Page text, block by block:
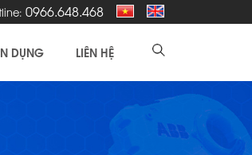
0966.648.468
DỤNG LIÊN HỆ